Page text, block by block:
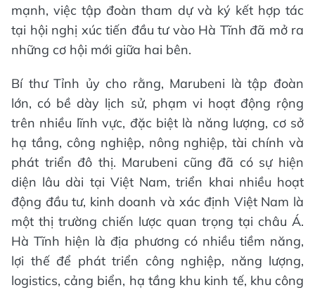
mạnh, việc tập đoàn tham dự và ký kết hợp tác
tại hội nghị xúc tiến đầu tư vào Hà Tĩnh đã mở ra
những cơ hội mới giữa hai bên.
Bí thư Tỉnh ủy cho rằng, Marubeni là tập đoàn
lớn, có bề dày lịch sử, phạm vi hoạt động rộng
trên nhiều lĩnh vực, đặc biệt là năng lượng, cơ sở
hạ tầng, công nghiệp, nông nghiệp, tài chính và
phát triển đô thị. Marubeni cũng đã có sự hiện
diện lâu dài tại Việt Nam, triển khai nhiều hoạt
động đầu tư, kinh doanh và xác định Việt Nam là
một thị trường chiến lược quan trọng tại châu Á.
Hà Tĩnh hiện là địa phương có nhiều tiềm năng,
lợi thế để phát triển công nghiệp, năng lượng,
logistics, cảng biển, hạ tầng khu kinh tế, khu công